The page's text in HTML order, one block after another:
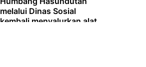
melalui Dinas Sosial
kembali menyalurkan alat